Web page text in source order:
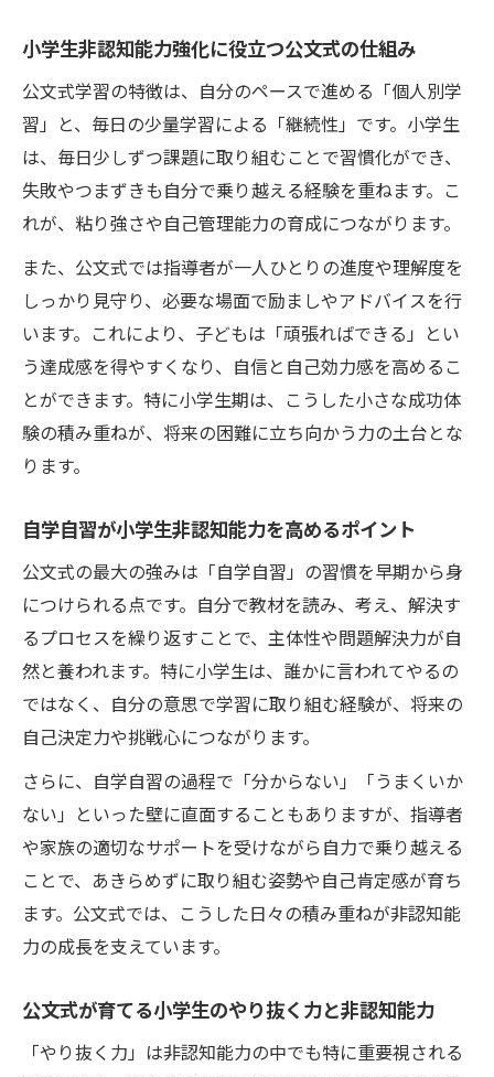
小学生非認知能力強化に役立つ公文式の仕組み
公文式学習の特徴は、自分のペースで進める「個人別学
習」と、毎日の少量学習による「継続性」です。小学生
は、毎日少しずつ課題に取り組むことで習慣化ができ、
失敗やつまずきも自分で乗り越える経験を重ねます。こ
れが、粘り強さや自己管理能力の育成につながります。
また、公文式では指導者が一人ひとりの進度や理解度を
しっかり見守り、必要な場面で励ましやアドバイスを行
います。これにより、子どもは「頑張ればできる」とい
う達成感を得やすくなり、自信と自己効力感を高めるこ
とができます。特に小学生期は、こうした小さな成功体
験の積み重ねが、将来の困難に立ち向かう力の土台とな
ります。
自学自習が小学生非認知能力を高めるポイント
公文式の最大の強みは「自学自習」の習慣を早期から身
につけられる点です。自分で教材を読み、考え、解決す
るプロセスを繰り返すことで、主体性や問題解決力が自
然と養われます。特に小学生は、誰かに言われてやるの
ではなく、自分の意思で学習に取り組む経験が、将来の
自己決定力や挑戦心につながります。
さらに、自学自習の過程で「分からない」「うまくいか
ない」といった壁に直面することもありますが、指導者
や家族の適切なサポートを受けながら自力で乗り越える
ことで、あきらめずに取り組む姿勢や自己肯定感が育ち
ます。公文式では、こうした日々の積み重ねが非認知能
力の成長を支えています。
公文式が育てる小学生のやり抜く力と非認知能力
「やり抜く力」は非認知能力の中でも特に重要視される